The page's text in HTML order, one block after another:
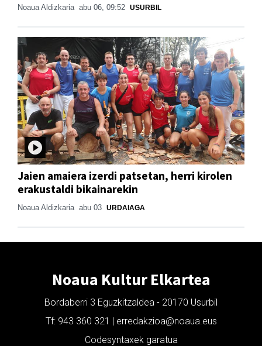
Noaua Aldizkaria abu 06, 09:52 USURBIL
Jaien amaiera izerdi patsetan, herri kirolen
erakustaldi bikainarekin
Noaua Aldizkaria abu 03 URDAIAGA
Noaua Kultur Elkartea
Bordaberri 3 Eguzkitzaldea - 20170 Usurbil
Tf: 943 360 321 | erredakzioa@noaua.eus
Codesyntaxek garatua